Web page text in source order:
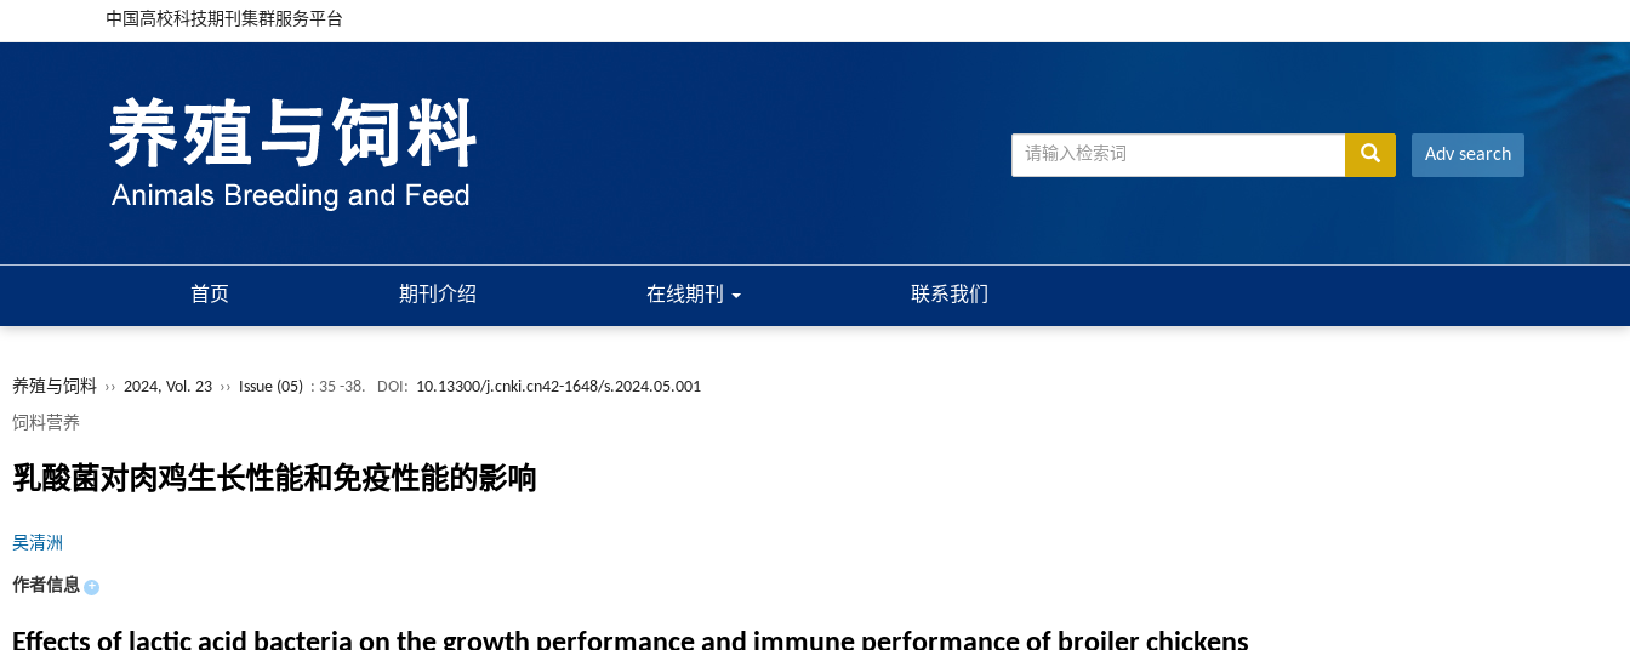
中国高校科技期刊集群服务平台
Adv search
首页 期刊介绍 在线期刊 联系我们
养殖与饲料 ›› 2024, Vol. 23 ›› Issue (05) : 35 -38. DOI: 10.13300/j.cnki.cn42-1648/s.2024.05.001
饲料营养
乳酸菌对肉鸡生长性能和免疫性能的影响
吴清洲
作者信息 +
Effects of lactic acid bacteria on the growth performance and immune performance of broiler chickens